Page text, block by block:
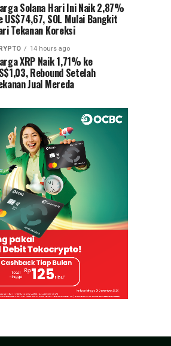
Solana Hari Ini Naik 2,87%
US$74,67, SOL Mulai Bangkit
Tekanan Koreksi
14 hours ago
XRP Naik 1,71% ke
Rebound Setelah
Jual Mereda